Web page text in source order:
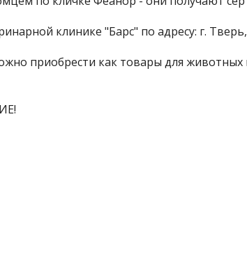
клинике "Барс" по адресу: г.
приобрести как товары для